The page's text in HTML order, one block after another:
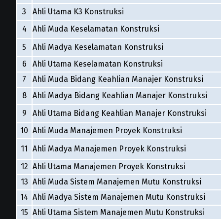
3
Ahli Utama K3 Konstruksi
4
Ahli Muda Keselamatan Konstruksi
5
Ahli Madya Keselamatan Konstruksi
6
Ahli Utama Keselamatan Konstruksi
7
Ahli Muda Bidang Keahlian Manajer Konstruksi
8
Ahli Madya Bidang Keahlian Manajer Konstruksi
9
Ahli Utama Bidang Keahlian Manajer Konstruksi
10 Ahli Muda Manajemen Proyek Konstruksi
11 Ahli Madya Manajemen Proyek Konstruksi
12 Ahli Utama Manajemen Proyek Konstruksi
13 Ahli Muda Sistem Manajemen Mutu Konstruksi
14 Ahli Madya Sistem Manajemen Mutu Konstruksi
15 Ahli Utama Sistem Manajemen Mutu Konstruksi